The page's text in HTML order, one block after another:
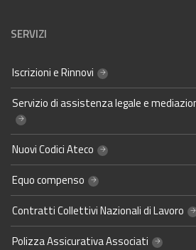
SERVIZI
Iscrizioni e Rinnovi
Servizio di assistenza legale e
Nuovi Codici Ateco
Equo compenso
Contratti Collettivi Nazionali di Lavoro
Polizza Assicurativa Associati